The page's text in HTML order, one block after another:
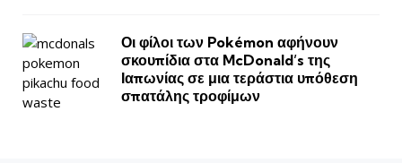
Οι φίλοι των Pokémon αφήνουν
σκουπίδια στα McDonald’s της
Ιαπωνίας σε μια τεράστια υπόθεση
σπατάλης τροφίμων